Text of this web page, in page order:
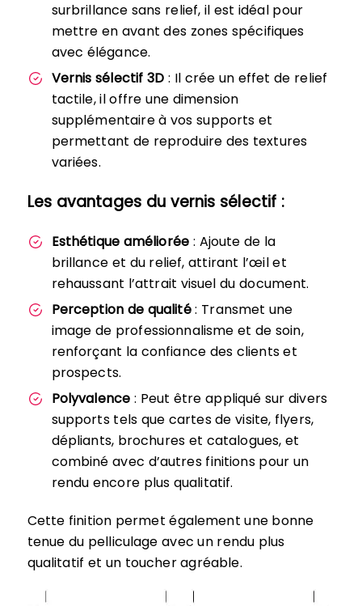
surbrillance sans relief, il est idéal pour
mettre en avant des zones spécifiques
avec élégance.
Vernis sélectif 3D : Il crée un effet de relief
tactile, il offre une dimension
supplémentaire à vos supports et
permettant de reproduire des textures
variées.
Les avantages du vernis sélectif :
Esthétique améliorée : Ajoute de la
brillance et du relief, attirant l’œil et
rehaussant l’attrait visuel du document.
Perception de qualité: Transmet une
image de professionnalisme et de soin,
renforçant la confiance des clients et
prospects.
Polyvalence : Peut être appliqué sur divers
supports tels que cartes de visite, flyers,
dépliants, brochures et catalogues, et
combiné avec d’autres finitions pour un
rendu encore plus qualitatif.
Cette finition permet également une bonne
tenue du pelliculage avec un rendu plus
qualitatif et un toucher agréable.